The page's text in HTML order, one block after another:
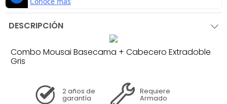
DESCRIPCIÓN
Combo Mousai Basecama + Cabecero Extradoble
Gris
2 años de
garantía
Requiere
Armado